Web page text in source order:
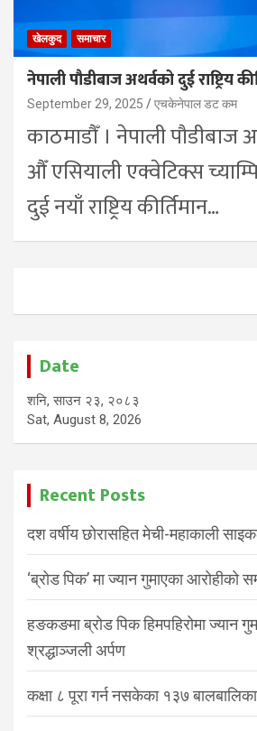
खेलकुद समाचार
नेपाली पौडीबाज अथर्वको दुई राष्ट्रिय
September 29, 2025 एचकेनेपाल डट कम
काठमाडौँ । नेपाली पौडीबाज
औँ एसियाली एक्वेटिक्स
दुई नयाँ राष्ट्रिय कीर्तिमान…
Date
शनि, साउन २३, २०८३
Sat, August 8, 2026
Recent Posts
दश वर्षीय छोरासहित मेची-महाकाली
‘ब्रोड पिक’ मा ज्यान गुमाएका आरोहीको
हङकङमा ब्रोड पिक हिमपहिरोमा ज्यान
श्रद्धाञ्जली अर्पण
कक्षा ८ पूरा गर्न नसकेका १३७